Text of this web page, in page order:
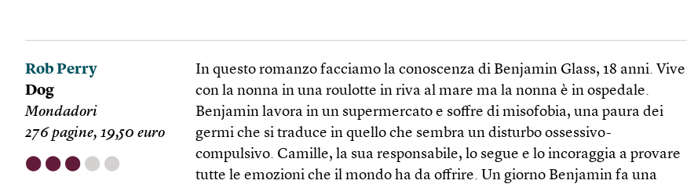
Rob Perry
Dog
Mondadori
276 pagine, 19,50 euro
⬤ ⬤ ⬤ ⬤ ⬤
In questo romanzo facciamo la conoscenza di Benjamin Glass, 18 anni. Vive
con la nonna in una roulotte in riva al mare ma la nonna è in ospedale.
Benjamin lavora in un supermercato e soffre di misofobia, una paura dei
germi che si traduce in quello che sembra un disturbo ossessivo-
compulsivo. Camille, la sua responsabile, lo segue e lo incoraggia a provare
tutte le emozioni che il mondo ha da offrire. Un giorno Benjamin fa una